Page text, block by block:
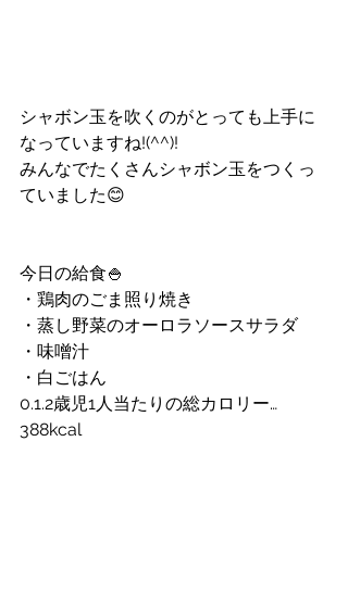
シャボン玉を吹くのがとっても上手に
なっていますね!(^^)!
みんなでたくさんシャボン玉をつくっ
ていました😊
今日の給食🍚
・鶏肉のごま照り焼き
・蒸し野菜のオーロラソースサラダ
・味噌汁
・白ごはん
0.1.2歳児1人当たりの総カロリー…
388kcal